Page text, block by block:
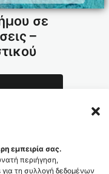
εμπειρία σας.
περιήγηση,
τη συλλογή δεδομένων
σε
–